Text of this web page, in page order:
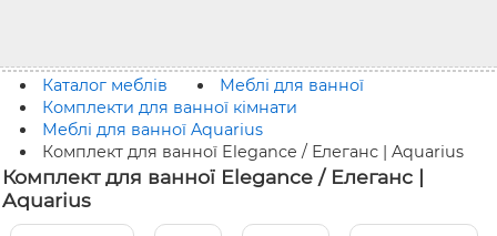
Каталог меблів
Меблі для ванної
Комплекти для ванної кімнати
Меблі для ванної Aquarius
Комплект для ванної Elegance / Елеганс | Aquarius
Комплект для ванної Elegance / Елеганс |
Aquarius